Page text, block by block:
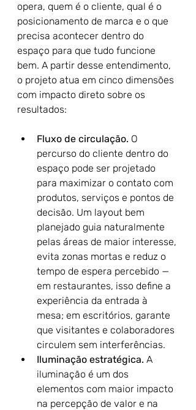
opera, quem é o cliente, qual é o
posicionamento de marca e o que
precisa acontecer dentro do
espaço para que tudo funcione
bem. A partir desse entendimento,
o projeto atua em cinco dimensões
com impacto direto sobre os
resultados:
Fluxo de circulação. O
percurso do cliente dentro do
espaço pode ser projetado
para maximizar o contato com
produtos, serviços e pontos de
decisão. Um layout bem
planejado guia naturalmente
pelas áreas de maior interesse,
evita zonas mortas e reduz o
tempo de espera percebido —
em restaurantes, isso define a
experiência da entrada à
mesa; em escritórios, garante
que visitantes e colaboradores
circulem sem interferências.
Iluminação estratégica. A
iluminação é um dos
elementos com maior impacto
na percepção de valor e na